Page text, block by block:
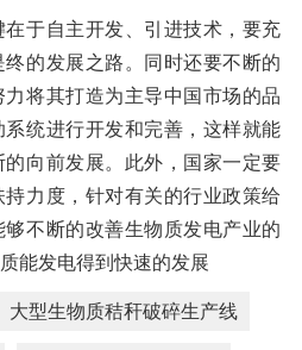
在于自主开发、引进技术，要充
的发展之路。同时还要不断的
将其打造为主导中国市场的品
统进行开发和完善，这样就能
向前发展。此外，国家一定要
力度，针对有关的行业政策给
不断的改善生物质发电产业的
能发电得到快速的发展
大型生物质秸秆破碎生产线